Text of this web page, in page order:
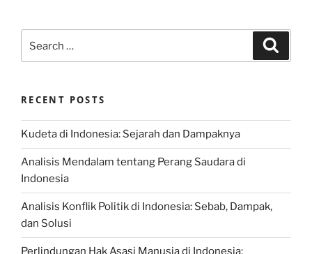
for:
RECENT POSTS
Kudeta di Indonesia: Sejarah dan Dampaknya
Analisis Mendalam tentang Perang Saudara di
Indonesia
Analisis Konflik Politik di Indonesia: Sebab, Dampak,
dan Solusi
Perlindungan Hak Asasi Manusia di Indonesia: